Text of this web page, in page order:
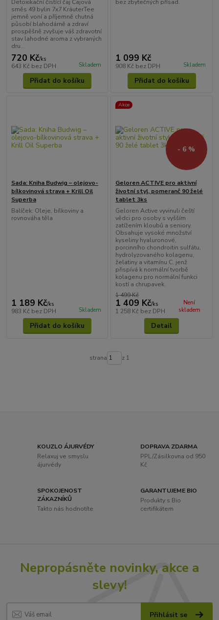
Detoxikační čistící čaj Čajová
směs 49 bylin 7x7 KräuterTee
jemně voní a příjemně chutná
působí blahodárně a zdraví
prospěšně zvyšuje váš zdravotní
stav lahodné aroma z vybraných
dru...
720 Kč/ks
643 Kč bez DPH Skladem
Přidat do košíku
bez zbytečných přísad.
1 099 Kč
908 Kč bez DPH Skladem
Přidat do košíku
Sada: Kniha Budwig – olejovo-
bílkovinová strava + Krill Oil
Superba
Balíček: Oleje, bílkoviny a
rovnováha těla
1 189 Kč/ks
983 Kč bez DPH Skladem
Přidat do košíku
Akce
- 6 %
Geloren ACTIVE pro aktivní
životní styl, pomeranč 90 želé
tablet 3ks
Geloren Active vyvinuli čeští
vědci pro osoby s vyšším
zatížením kloubů a seniory.
Obsahuje vysoké množství
kyseliny hyaluronové,
porcinního chondroitin sulfátu,
hydrolyzovaného kolagenu,
želatiny a vitamínu C, jenž
přispívá k normální tvorbě
kolagenu pro normální funkci
kostí a chrupavek.
1 499 Kč
1 409 Kč/ks
1 258 Kč bez DPH
Není
skladem
Detail
strana z 1
KOUZLO ÁJURVÉDY
Relaxuj ve smyslu
ájurvédy
DOPRAVA ZDARMA
PPL/Zásilkovna od 950
Kč
SPOKOJENOST
ZÁKAZNÍKŮ
Takto nás hodnotíte
GARANTUJEME BIO
Produkty s Bio
certifikátem
Nepropásněte novinky, akce a
slevy!
Přihlásit se